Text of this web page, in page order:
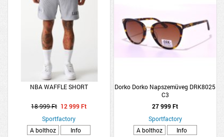
NBA WAFFLE SHORT
18 999 Ft 12 999 Ft
Sportfactory
A bolthoz
Info
Dorko Dorko Napszemüveg DRK8025
C3
27 999 Ft
Sportfactory
A bolthoz
Info